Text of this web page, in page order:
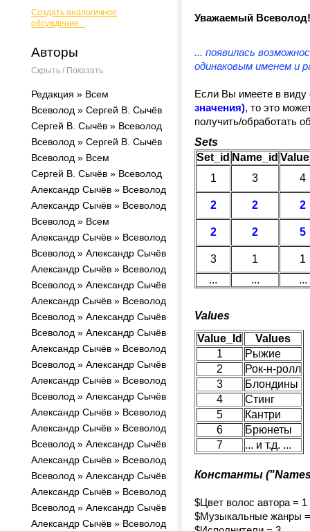
Создать аналогичное
обсуждение...
Авторы
Скрыть / Показать
Редакция » Всем
Всеволод » Сергей В. Сычёв
Сергей В. Сычёв » Всеволод
Всеволод » Сергей В. Сычёв
Всеволод » Всем
Сергей В. Сычёв » Всеволод
Александр Сычёв » Всеволод
Александр Сычёв » Всеволод
Всеволод » Всем
Александр Сычёв » Всеволод
Всеволод » Александр Сычёв
Александр Сычёв » Всеволод
Всеволод » Александр Сычёв
Александр Сычёв » Всеволод
Всеволод » Александр Сычёв
Всеволод » Александр Сычёв
Александр Сычёв » Всеволод
Всеволод » Александр Сычёв
Александр Сычёв » Всеволод
Всеволод » Александр Сычёв
Александр Сычёв » Всеволод
Александр Сычёв » Всеволод
Всеволод » Александр Сычёв
Александр Сычёв » Всеволод
Всеволод » Александр Сычёв
Александр Сычёв » Всеволод
Всеволод » Александр Сычёв
Александр Сычёв » Всеволод
Уважаемый Всеволод!
... появилась
одинаковым именем и
Если Вы имеете в
значения), то это
получить/обработать
Sets
Set_id Name_id
1
3 4
2 2 2
2 2 5
3 1
1
...
... ...
Values
Value_Id
Values
1
Рыжие
2
Рок-н-ролл
3
Блондины
4
Стинг
5
Кантри
6
Брюнеты
7
... и т.д. ...
Константы
$Цвет волос автора = 1
$Музыкальные жанры